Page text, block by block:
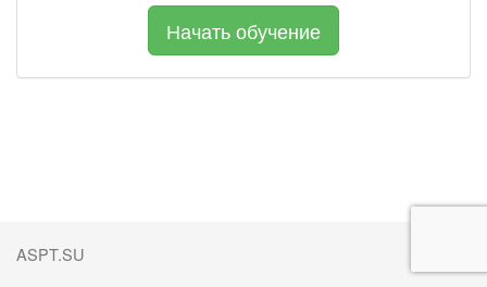
ASPT.SU